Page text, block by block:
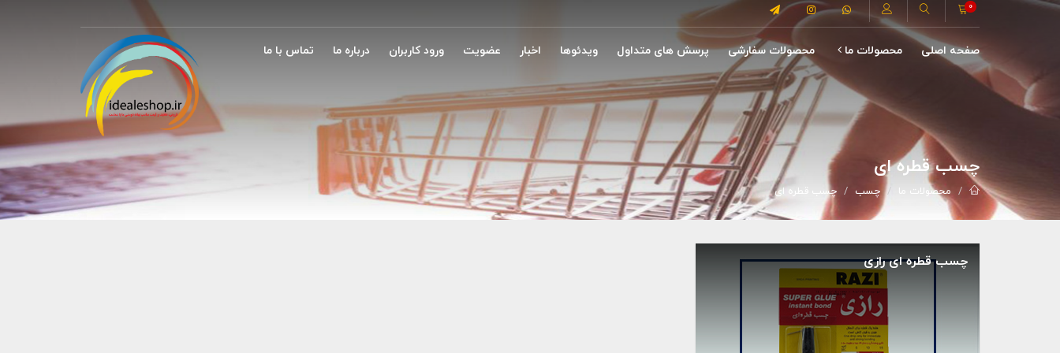
0
صفحه اصلی محصولات ما محصولات سفارشی پرسش های متداول ویدئوها اخبار عضویت ورود کاربران درباره ما تماس با ما
چسب قطره ای
محصولات ما چسب چسب قطره ای
چسب قطره ای رازی